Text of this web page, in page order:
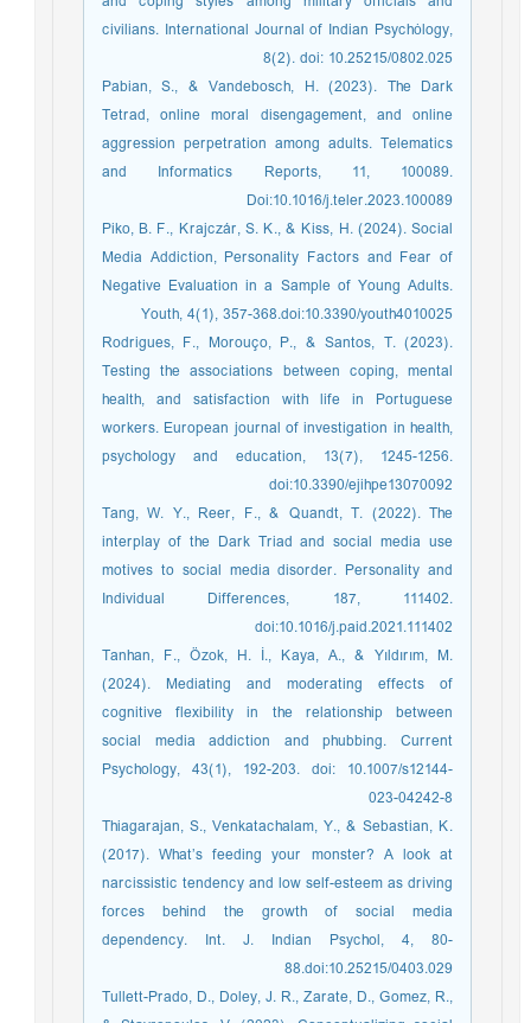
civilians. International Journal of Indian Psychȯlogy,
8(2). doi: 10.25215/0802.025
Pabian, S., & Vandebosch, H. (2023). The Dark
Tetrad, online moral disengagement, and online
aggression perpetration among adults. Telematics
and Informatics Reports, 11, 100089.
Doi:10.1016/j.teler.2023.100089
Piko, B. F., Krajczár, S. K., & Kiss, H. (2024). Social
Media Addiction, Personality Factors and Fear of
Negative Evaluation in a Sample of Young Adults.
Youth, 4(1), 357-368.doi:10.3390/youth4010025
Rodrigues, F., Morouço, P., & Santos, T. (2023).
Testing the associations between coping, mental
health, and satisfaction with life in Portuguese
workers. European journal of investigation in health,
psychology and education, 13(7), 1245-1256.
doi:10.3390/ejihpe13070092
Tang, W. Y., Reer, F., & Quandt, T. (2022). The
interplay of the Dark Triad and social media use
motives to social media disorder. Personality and
Individual Differences, 187, 111402.
doi:10.1016/j.paid.2021.111402
Tanhan, F., Özok, H. İ., Kaya, A., & Yıldırım, M.
(2024). Mediating and moderating effects of
cognitive flexibility in the relationship between
social media addiction and phubbing. Current
Psychology, 43(1), 192-203. doi: 10.1007/s12144-
023-04242-8
Thiagarajan, S., Venkatachalam, Y., & Sebastian, K.
(2017). What’s feeding your monster? A look at
narcissistic tendency and low self-esteem as driving
forces behind the growth of social media
dependency. Int. J. Indian Psychol, 4, 80-
88.doi:10.25215/0403.029
Tullett-Prado, D., Doley, J. R., Zarate, D., Gomez, R.,